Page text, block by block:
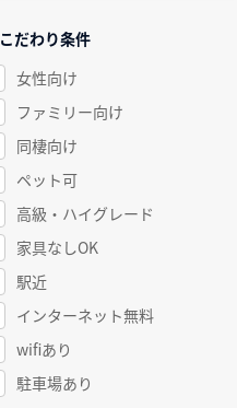
こだわり条件
女性向け
ファミリー向け
同棲向け
ペット可
高級・ハイグレード
家具なしOK
駅近
インターネット無料
wifiあり
駐車場あり